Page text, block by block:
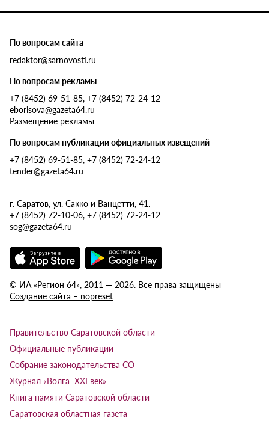
По вопросам сайта
redaktor@sarnovosti.ru
По вопросам рекламы
+7 (8452) 69-51-85, +7 (8452) 72-24-12
eborisova@gazeta64.ru
Размещение рекламы
По вопросам публикации официальных извещений
+7 (8452) 69-51-85, +7 (8452) 72-24-12
tender@gazeta64.ru
г. Саратов, ул. Сакко и Ванцетти, 41.
+7 (8452) 72-10-06, +7 (8452) 72-24-12
sog@gazeta64.ru
© ИА «Регион 64», 2011 — 2026. Все права защищены
Создание сайта – nopreset
Правительство Саратовской области
Официальные публикации
Собрание законодательства СО
Журнал «Волга XXI век»
Книга памяти Саратовской области
Саратовская областная газета